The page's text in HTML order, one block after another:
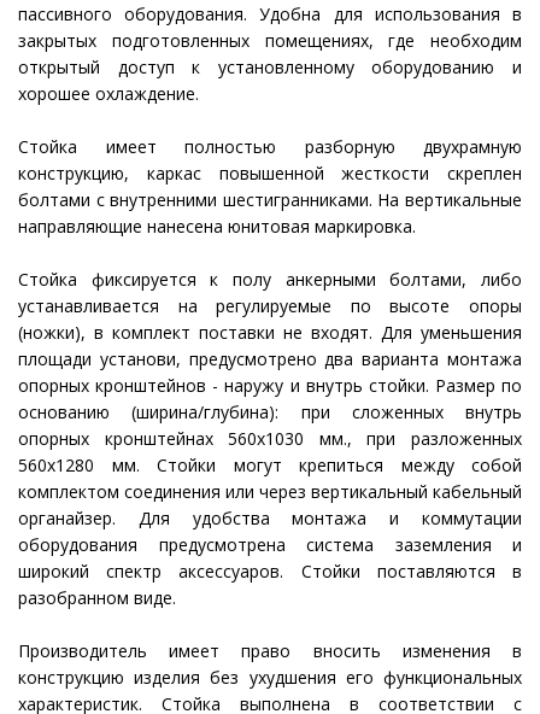
пассивного оборудования. Удобна для использования в
закрытых подготовленных помещениях, где необходим
открытый доступ к установленному оборудованию и
хорошее охлаждение.
Стойка имеет полностью разборную двухрамную
конструкцию, каркас повышенной жесткости скреплен
болтами с внутренними шестигранниками. На вертикальные
направляющие нанесена юнитовая маркировка.
Стойка фиксируется к полу анкерными болтами, либо
устанавливается на регулируемые по высоте опоры
(ножки), в комплект поставки не входят. Для уменьшения
площади установи, предусмотрено два варианта монтажа
опорных кронштейнов - наружу и внутрь стойки. Размер по
основанию (ширина/глубина): при сложенных внутрь
опорных кронштейнах 560х1030 мм., при разложенных
560х1280 мм. Стойки могут крепиться между собой
комплектом соединения или через вертикальный кабельный
органайзер. Для удобства монтажа и коммутации
оборудования предусмотрена система заземления и
широкий спектр аксессуаров. Стойки поставляются в
разобранном виде.
Производитель имеет право вносить изменения в
конструкцию изделия без ухудшения его функциональных
характеристик. Стойка выполнена в соответствии с